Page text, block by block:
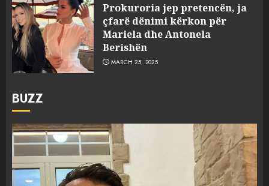
Prokuroria jep pretencën, ja
çfarë dënimi kërkon për
Mariela dhe Antonela
Berishën
MARCH 25, 2025
BUZZ